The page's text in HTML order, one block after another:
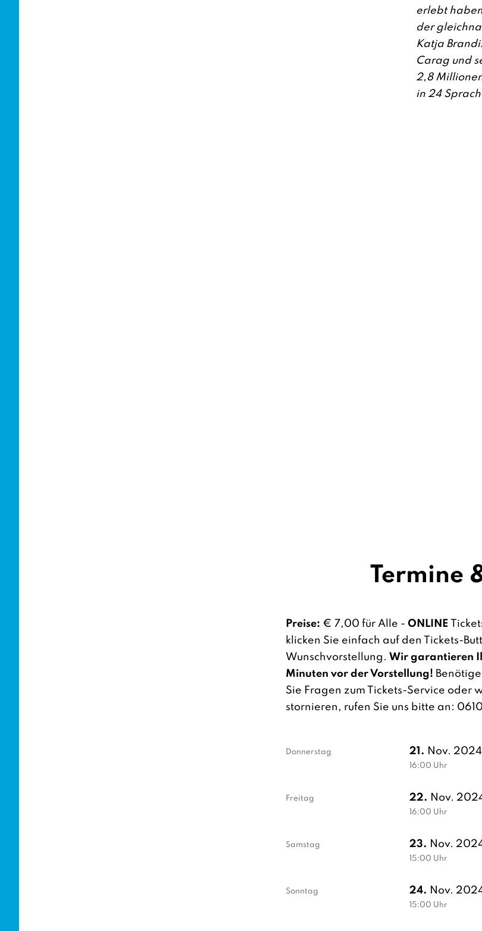
erlebt
der
Katja
Carag und
2,8
in 24
Termine
Preise: € 7,00 für Alle - ONLINE
klicken Sie einfach auf den Tickets-
Wunschvorstellung. Wir garantieren
Minuten vor der Vorstellung!
Sie Fragen zum Tickets-Service oder
stornieren, rufen Sie uns bitte an:
Donnerstag 21. Nov. 2024
16:00 Uhr
Freitag 22. Nov.
16:00 Uhr
Samstag 23. Nov.
15:00 Uhr
Sonntag 24. Nov.
15:00 Uhr